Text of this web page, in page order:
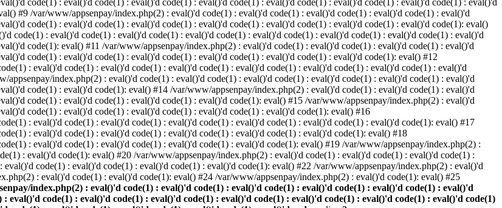
code(1) : eval()'d code(1) : eval()'d code(1) : eval()'d code(1) : eval()'d code(1) : eval()'d code(1) : eval()'d code(1) : eval()'d
#9 /var/www/appsenpay/index.php(2) : eval()'d code(1) : eval()'d code(1) : eval()'d code(1) : eval()'d code(1) : eval()'d
code(1) : eval()'d code(1) : eval()'d code(1) : eval()'d code(1) : eval()'d code(1) : eval()'d code(1) : eval()'d code(1): eval()
code(1) : eval()'d code(1) : eval()'d code(1) : eval()'d code(1) : eval()'d code(1) : eval()'d code(1) : eval()'d code(1) : eval()'d
code(1): eval() #11 /var/www/appsenpay/index.php(2) : eval()'d code(1) : eval()'d code(1) : eval()'d code(1) : eval()'d
code(1) : eval()'d code(1) : eval()'d code(1) : eval()'d code(1) : eval()'d code(1) : eval()'d code(1): eval() #12
: eval()'d code(1) : eval()'d code(1) : eval()'d code(1) : eval()'d code(1) : eval()'d code(1) : eval()'d code(1) : eval()'d
index.php(2) : eval()'d code(1) : eval()'d code(1) : eval()'d code(1) : eval()'d code(1) : eval()'d code(1) : eval()'d
code(1) : eval()'d code(1): eval() #14 /var/www/appsenpay/index.php(2) : eval()'d code(1) : eval()'d code(1) : eval()'d
code(1) : eval()'d code(1) : eval()'d code(1) : eval()'d code(1): eval() #15 /var/www/appsenpay/index.php(2) : eval()'d
code(1) : eval()'d code(1) : eval()'d code(1) : eval()'d code(1) : eval()'d code(1): eval() #16
: eval()'d code(1) : eval()'d code(1) : eval()'d code(1) : eval()'d code(1) : eval()'d code(1) : eval()'d code(1): eval() #17
: eval()'d code(1) : eval()'d code(1) : eval()'d code(1) : eval()'d code(1) : eval()'d code(1): eval() #18
: eval()'d code(1) : eval()'d code(1) : eval()'d code(1) : eval()'d code(1): eval() #19 /var/www/appsenpay/index.php(2) :
: eval()'d code(1): eval() #20 /var/www/appsenpay/index.php(2) : eval()'d code(1) : eval()'d code(1) : eval()'d code(1) :
code(1) : eval()'d code(1) : eval()'d code(1) : eval()'d code(1): eval() #22 /var/www/appsenpay/index.php(2) : eval()'d
: eval()'d code(1) : eval()'d code(1): eval() #24 /var/www/appsenpay/index.php(2) : eval()'d code(1): eval() #25
index.php(2) : eval()'d code(1) : eval()'d code(1) : eval()'d code(1) : eval()'d code(1) : eval()'d code(1) : eval()'d
eval()'d code(1) : eval()'d code(1) : eval()'d code(1) : eval()'d code(1) : eval()'d code(1) : eval()'d code(1) : eval()'d code(1)